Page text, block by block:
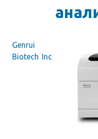
Genrui
Biotech Inc